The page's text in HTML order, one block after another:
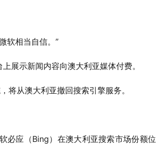
软相当自信。”
展示新闻内容向澳大利亚媒体付费。
将从澳大利亚撤回搜索引擎服务。
必应（Bing）在澳大利亚搜索市场份额位